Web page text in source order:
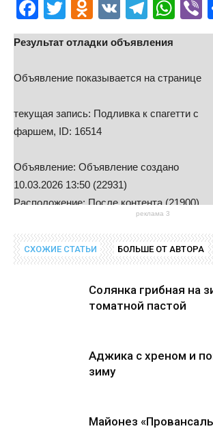
Facebook
TwitterVK
Результат отладки объявления
Объявление показывается на странице
текущая запись: Подливка к спагетти с
фаршем, ID: 16514
Объявление: Объявление создано
10.03.2026 13:50 (22931)
Расположение: После контента (21900)
Найти решения в руководстве
реклама 3
СХОЖИЕ СТАТЬИ БОЛЬШЕ ОТ АВТОРА
Солянка грибная на
томатной пастой
Аджика с хреном и
зиму
Майонез